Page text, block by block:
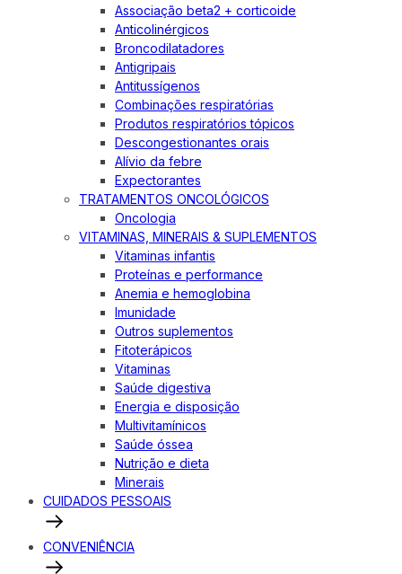
Associação beta2 + corticoide
Anticolinérgicos
Broncodilatadores
Antigripais
Antitussígenos
Combinações respiratórias
Produtos respiratórios tópicos
Descongestionantes orais
Alívio da febre
Expectorantes
TRATAMENTOS ONCOLÓGICOS
Oncologia
VITAMINAS, MINERAIS & SUPLEMENTOS
Vitaminas infantis
Proteínas e performance
Anemia e hemoglobina
Imunidade
Outros suplementos
Fitoterápicos
Vitaminas
Saúde digestiva
Energia e disposição
Multivitamínicos
Saúde óssea
Nutrição e dieta
Minerais
CUIDADOS PESSOAIS
CONVENIÊNCIA